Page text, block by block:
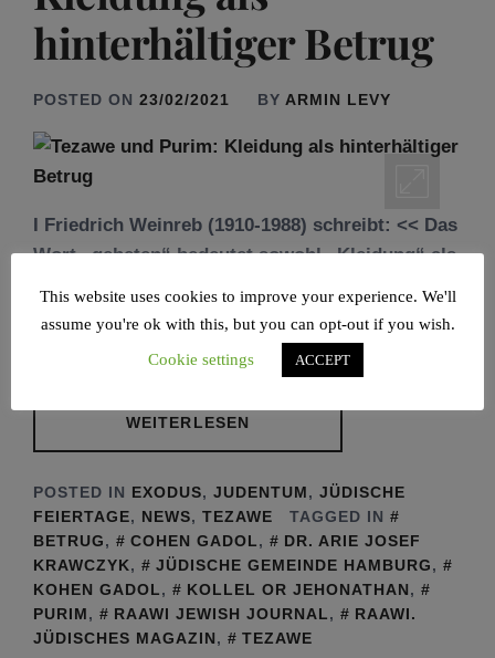
hinterhältiger Betrug
POSTED ON 23/02/2021 BY ARMIN LEVY
I Friedrich Weinreb (1910-1988) schreibt: << Das
Wort „gebeten“ bedeutet sowohl „Kleidung“ als
Fälschung, Verkleidung“. In diesem Beispiel
WEITERLESEN
POSTED IN EXODUS, JUDENTUM, JÜDISCHE
FEIERTAGE, NEWS, TEZAWE
TAGGED IN
BETRUG, COHEN GADOL,
DR. ARIE JOSEF
KRAWCZYK, JÜDISCHE GEMEINDE HAMBURG,
KOHEN GADOL, KOLLEL OR JEHONATHAN,
PURIM, RAAWI JEWISH JOURNAL,
RAAWI.
JÜDISCHES MAGAZIN, TEZAWE
This website uses cookies to improve your experience. We'll
assume you're ok with this, but you can opt-out if you wish.
Cookie settings
ACCEPT